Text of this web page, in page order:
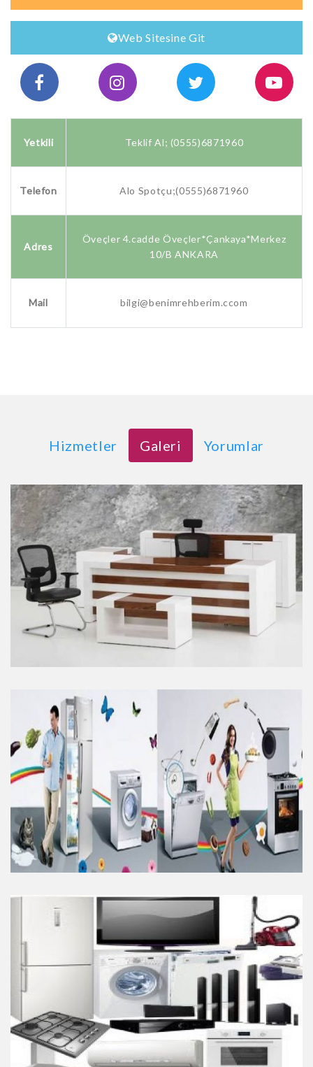
Web Sitesine Git
Yetkili Teklif Al; (0555)6871960
Telefon Alo Spotçu;(0555)6871960
Adres
Öveçler 4.cadde Öveçler*Çankaya*Merkez
10/B ANKARA
Mail bilgi@benimrehberim.ccom
Hizmetler Galeri Yorumlar